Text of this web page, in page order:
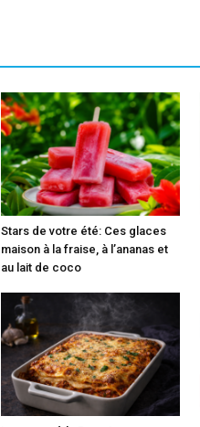
Stars de votre été: Ces glaces
maison à la fraise, à l’ananas et
au lait de coco